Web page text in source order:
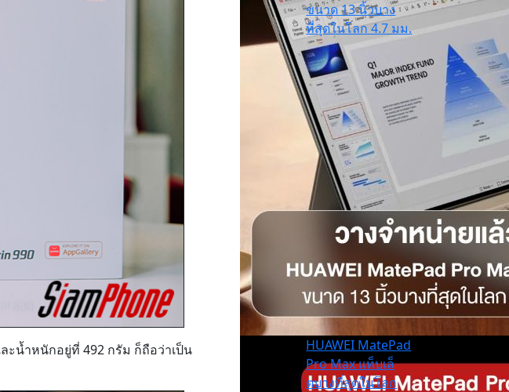
ะน้ำหนักอยู่ที่ 492 กรัม ก็ถือว่าเป็น
ขนาด 13 นิ้วบาง
ที่สุดในโลก 4.7 มม.
HUAWEI MatePad
Pro Max แท็บเล็
ตบางที่สุดในโลก